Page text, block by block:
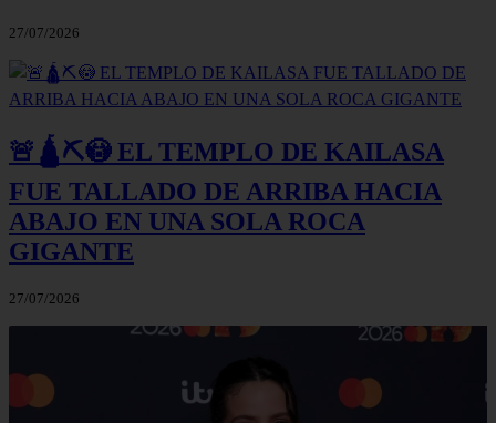
27/07/2026
🚨🛕⛏️😳 EL TEMPLO DE KAILASA
FUE TALLADO DE ARRIBA HACIA
ABAJO EN UNA SOLA ROCA
GIGANTE
27/07/2026